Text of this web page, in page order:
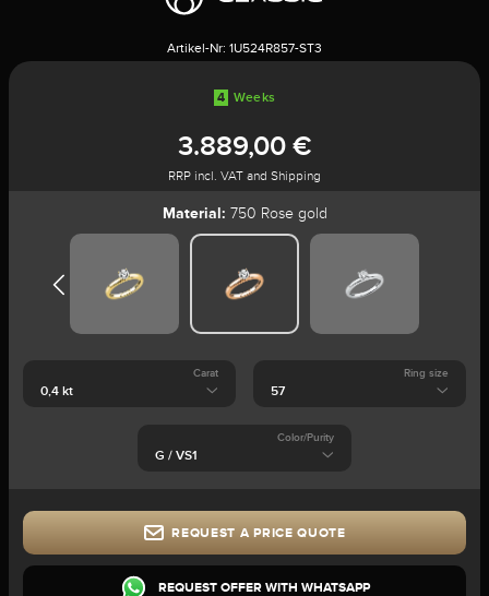
Artikel-Nr: 1U524R857-ST3
4 Weeks
3.889,00 €
RRP incl. VAT and Shipping
Material: 750 Rose gold
Carat Ring size
Color/Purity
REQUEST A PRICE QUOTE
REQUEST OFFER WITH WHATSAPP